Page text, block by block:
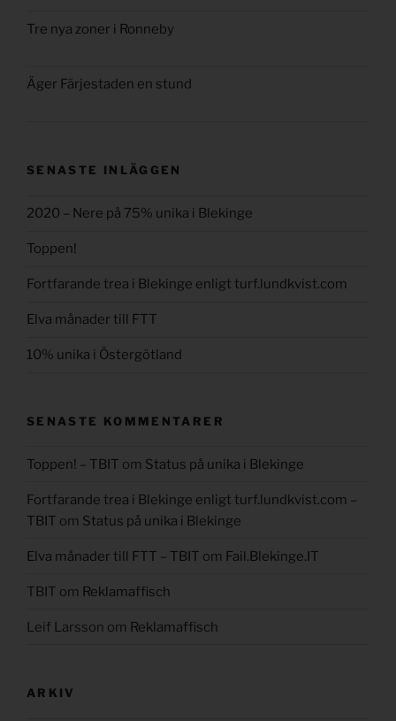
Tre nya zoner i Ronneby
Äger Färjestaden en stund
SENASTE INLÄGGEN
2020 – Nere på 75% unika i Blekinge
Toppen!
Fortfarande trea i Blekinge enligt turf.lundkvist.com
Elva månader till FTT
10% unika i Östergötland
SENASTE KOMMENTARER
Toppen! – TBIT om Status på unika i Blekinge
Fortfarande trea i Blekinge enligt turf.lundkvist.com –
TBIT om Status på unika i Blekinge
Elva månader till FTT – TBIT om Fail.Blekinge.IT
TBIT om Reklamaffisch
Leif Larsson om Reklamaffisch
ARKIV